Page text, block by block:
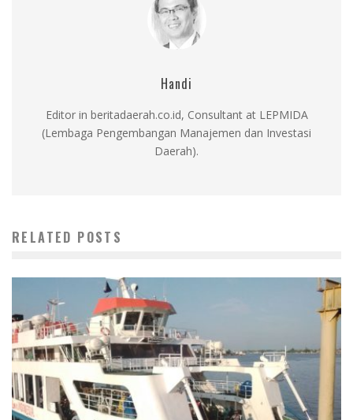
Handi
Editor in beritadaerah.co.id, Consultant at LEPMIDA
(Lembaga Pengembangan Manajemen dan Investasi
Daerah).
RELATED POSTS